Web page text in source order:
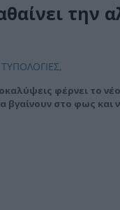
την
,
φέρνει το
στο φως και